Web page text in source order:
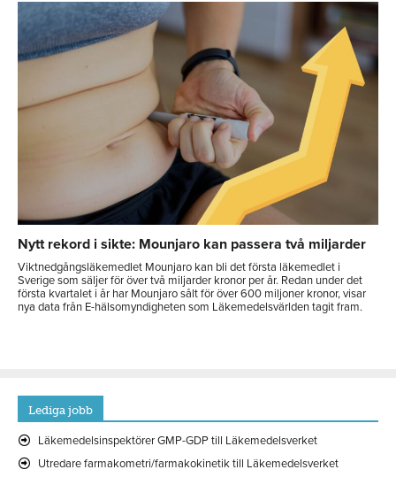
Nytt rekord i sikte: Mounjaro kan passera två miljarder
Viktnedgångsläkemedlet Mounjaro kan bli det första läkemedlet i
Sverige som säljer för över två miljarder kronor per år. Redan under det
första kvartalet i år har Mounjaro sålt för över 600 miljoner kronor, visar
nya data från E-hälsomyndigheten som Läkemedelsvärlden tagit fram.
Lediga jobb
Läkemedelsinspektörer GMP-GDP till Läkemedelsverket
Utredare farmakometri/farmakokinetik till Läkemedelsverket